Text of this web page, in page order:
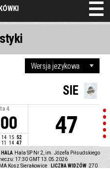
4
14 15 52
11 14 47
SIE
47
HALA Hala SP Nr 2, im. Józefa Piłsudskiego
17:30 GMT 13.05.2026
Kosz Sierakowice
LICZBA WIDZÓW 270